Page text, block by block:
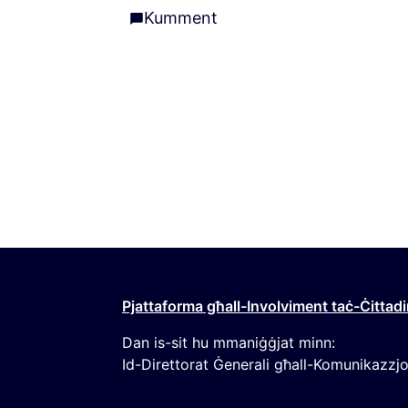
Kumment
Kumment
Pjattaforma għall-Involviment taċ-
Dan is-sit hu mmaniġġjat minn:
Id-Direttorat Ġenerali għall-